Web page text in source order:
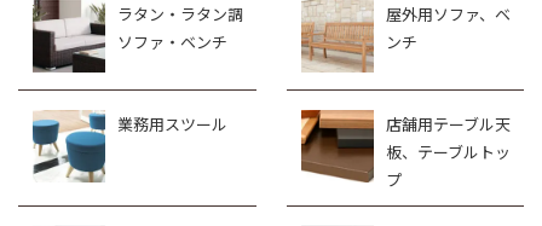
ラタン・ラタン調
ソファ・ベンチ
屋外用ソファ、ベ
ンチ
業務用スツール
店舗用テーブル天
板、テーブルトッ
プ